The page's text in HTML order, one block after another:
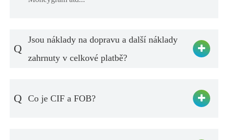
Q
Jsou náklady na dopravu a další náklady
zahrnuty v celkové platbě?
Q Co je CIF a FOB?